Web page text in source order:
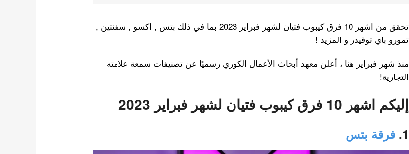
تحقق من اشهر 10 فرق كيبوب فتيان لشهر فبراير 2023 بما في ذلك بتس , اكسو , سفنتين ,
تمورو باي توقيذر و المزيد !
منذ شهر فبراير هنا ، أعلن معهد أبحاث الأعمال الكوري رسميًا عن تصنيفات سمعة علامته
التجارية!
إليكم اشهر 10 فرق كيبوب فتيان لشهر فبراير 2023
1. فرقة بتس